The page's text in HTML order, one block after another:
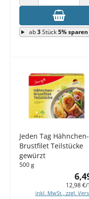
ANZAHL VERRINGERN
ab3Stück5% sparen
Jeden Tag Hähnchen-
Brustfilet Teilstücke
gewürzt
500 g
12,98 €/
inkl. MwSt., zzgl.